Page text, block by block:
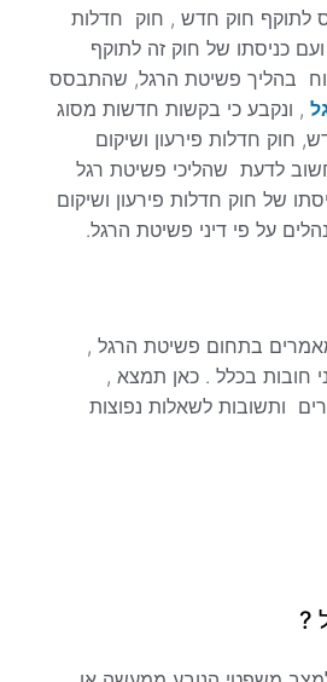
15/9/19 נכנס לתוקף חוק חדש , חוק חדלות
כניסתו של חוק זה לתוקף
בהליך פשיטת הרגל, שהתבסס
, ונקבע כי בקשות חדשות מסוג
חוק חדלות פירעון ושיקום
לדעת שהליכי פשיטת רגל
של חוק חדלות פירעון ושיקום
על פי דיני פשיטת הרגל.
בתחום פשיטת הרגל ,
חובות בכלל . כאן תמצא ,
ותשובות לשאלות נפוצות
?